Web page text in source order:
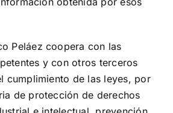
Peláez coopera con las
y con otros terceros
cumplimiento de las leyes, por
de protección de derechos